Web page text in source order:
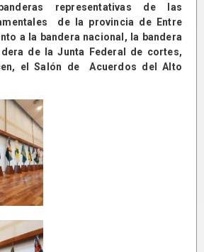
representativas de las
de la provincia de Entre
a la bandera nacional, la bandera
de la Junta Federal de cortes,
el Salón de Acuerdos del Alto